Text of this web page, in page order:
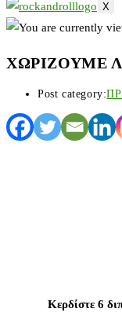
X
ΧΩΡΙΖΟΥΜΕ
Post category:
Κερδίστε 6